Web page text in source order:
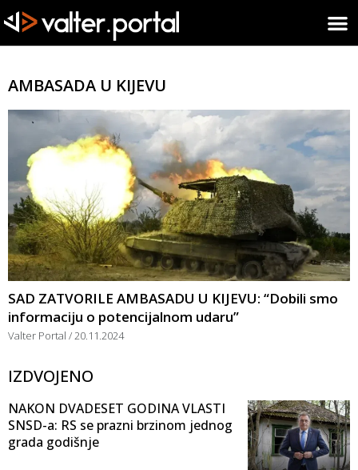
AMBASADA U KIJEVU
SAD ZATVORILE AMBASADU U KIJEVU: “Dobili smo
informaciju o potencijalnom udaru”
Valter Portal 20.11.2024
IZDVOJENO
NAKON DVADESET GODINA VLASTI
SNSD-a: RS se prazni brzinom jednog
grada godišnje